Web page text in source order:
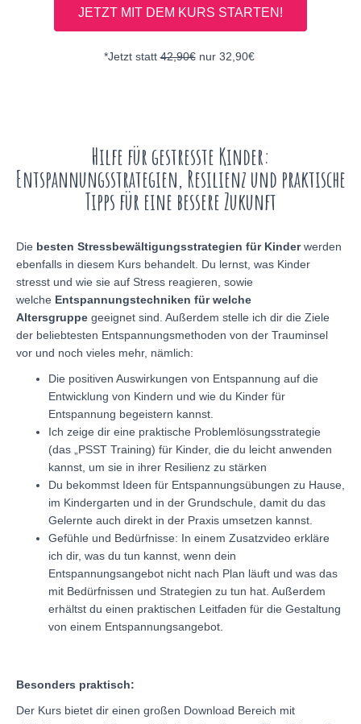
JETZT MIT DEM KURS STARTEN!
*Jetzt statt42,90€nur 32,90€
Hilfe für gestresste Kinder:
Entspannungsstrategien, Resilienz und praktische
Tipps für eine bessere Zukunft
Die besten Stressbewältigungsstrategien für Kinderwerden
ebenfalls in diesem Kurs behandelt. Du lernst, was Kinder
stresst und wie sie auf Stress reagieren, sowie
welche Entspannungstechniken für welche
Altersgruppe geeignet sind. Außerdem stelle ich dir die Ziele
der beliebtesten Entspannungsmethoden von der Trauminsel
vor und noch vieles mehr, nämlich:
Die positiven Auswirkungen von Entspannung auf die
Entwicklung von Kindern und wie du Kinder für
Entspannung begeistern kannst.
Ich zeige dir eine praktische Problemlösungsstrategie
(das „PSST Training) für Kinder, die du leicht anwenden
kannst, um sie in ihrer Resilienz zu stärken
Du bekommst Ideen für Entspannungsübungen zu Hause,
im Kindergarten und in der Grundschule, damit du das
Gelernte auch direkt in der Praxis umsetzen kannst.
Gefühle und Bedürfnisse: In einem Zusatzvideo erkläre
ich dir, was du tun kannst, wenn dein
Entspannungsangebot nicht nach Plan läuft und was das
mit Bedürfnissen und Strategien zu tun hat. Außerdem
erhältst du einen praktischen Leitfaden für die Gestaltung
von einem Entspannungsangebot.
Besonders praktisch:
Der Kurs bietet dir einen großen Download Bereich mit